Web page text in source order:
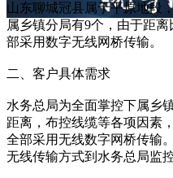
山东聊城冠县属于平原地段
属乡镇分局有9个，由于距
部采用数字无线网桥传输。
二、客户具体需求
水务总局为全面掌控下属乡
距离，布控线缆等各项因素
全部采用无线数字网桥传输
无线传输方式到水务总局监控